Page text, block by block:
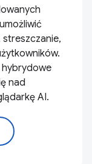
streszczanie,
hybrydowe
nad
AI.